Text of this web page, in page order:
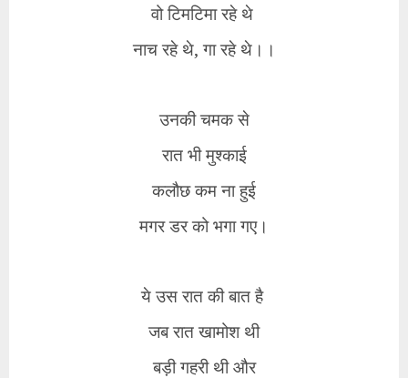
वो टिमटिमा रहे थे
नाच रहे थे, गा रहे थे।।
उनकी चमक से
रात भी मुश्काई
कलौछ कम ना हुई
मगर डर को भगा गए।
ये उस रात की बात है
जब रात खामोश थी
बड़ी गहरी थी और